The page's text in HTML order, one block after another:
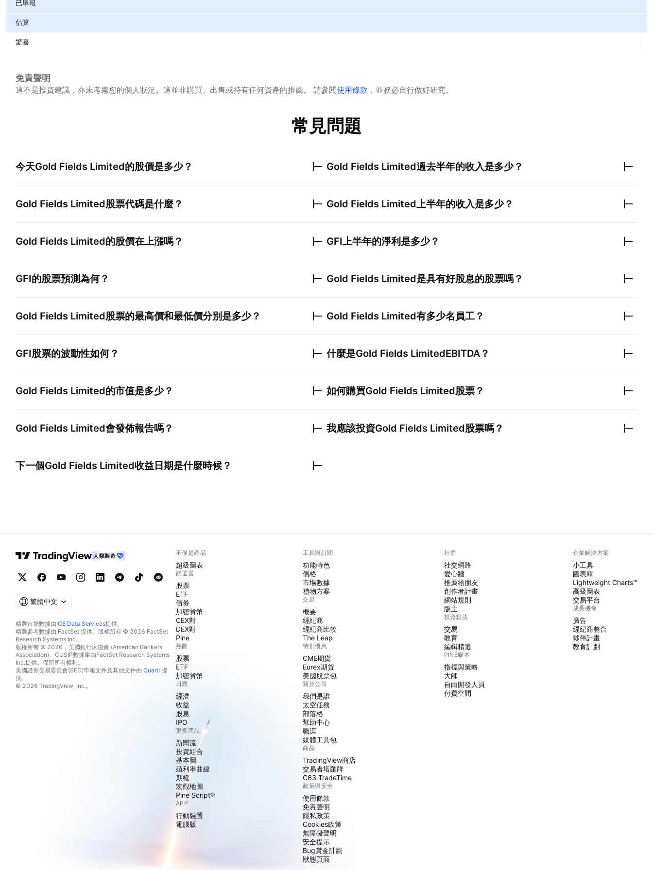
已舉報
估算
驚喜
免責聲明
這不是投資建議，亦未考慮您的個人狀況。這並非購買、出售或持有任何資產的推薦。 請參閱使用條款 ，並務必自行做好研究。
常見問題
今天Gold Fields Limited的股價是多少？
Gold Fields Limited股票代碼是什麼？
Gold Fields Limited的股價在上漲嗎？
GFI的股票預測為何？
Gold Fields Limited股票的最高價和最低價分別是多少？
GFI股票的波動性如何？
Gold Fields Limited的市值是多少？
Gold Fields Limited會發佈報告嗎？
下一個Gold Fields Limited收益日期是什麼時候？
Gold Fields Limited過去半年的收入是多少？
Gold Fields Limited上半年的收入是多少？
GFI上半年的淨利是多少？
Gold Fields Limited是具有好股息的股票嗎？
Gold Fields Limited有多少名員工？
什麼是Gold Fields LimitedEBITDA？
如何購買Gold Fields Limited股票？
我應該投資Gold Fields Limited股票嗎？
人類製造
繁體中文
精選市場數據由ICE Data Services提供。
精選參考數據由 FactSet 提供。版權所有 © 2026 FactSet
Research Systems Inc.。
版權所有 © 2026，美國銀行家協會 (American Bankers
Association)。CUSIP數據庫由FactSet Research Systems
Inc.提供。保留所有權利。
美國證券交易委員會(SEC)申報文件及其他文件由 Quartr提
供。
© 2026 TradingView, Inc.。
不僅是產品
超級圖表
篩選器
股票
ETF
債券
加密貨幣
CEX對
DEX對
Pine
熱圖
股票
ETF
加密貨幣
日曆
經濟
收益
股息
IPO
更多產品
新聞流
投資組合
基本圖
殖利率曲線
期權
宏觀地圖
Pine Script®
APP
行動裝置
電腦版
工具與訂閱
功能特色
價格
市場數據
禮物方案
交易
概要
經紀商
經紀商比較
The Leap
特別優惠
CME期貨
Eurex期貨
美國股票包
關於公司
我們是誰
太空任務
部落格
幫助中心
職涯
媒體工具包
商品
TradingView商店
交易者塔羅牌
C63 TradeTime
政策與安全
使用條款
免責聲明
隱私政策
Cookies政策
無障礙聲明
安全提示
Bug賞金計劃
狀態頁面
社群
社交網路
愛心牆
推薦給朋友
創作者計畫
網站規則
版主
投資想法
交易
教育
編輯精選
PINE腳本
指標與策略
大師
自由開發人員
付費空間
企業解決方案
小工具
圖表庫
Lightweight Charts™
高級圖表
交易平台
成長機會
廣告
經紀商整合
夥伴計畫
教育計劃